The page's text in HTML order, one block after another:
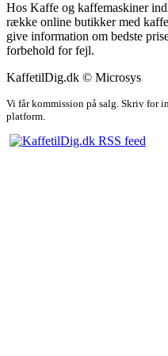
Hos Kaffe og kaffemaskiner
række online butikker med
give information om bedste
forbehold for fejl.
KaffetilDig.dk © Microsys
Vi får kommission på salg. Skriv for
platform.